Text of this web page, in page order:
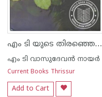
എം ടി യുടെ തിരഞ്ഞെടുത്ത കഥകള്‍
എം ടി വാസുദേവന്‍ നായര്‍
Current Books Thrissur
Add to Cart